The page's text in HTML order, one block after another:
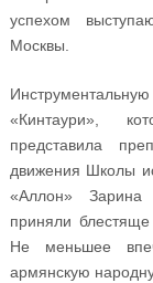
успехом
Москвы.
«Кинтаури»,
представила
движения Школы
«Аллон» Зарина
приняли
Не меньшее
армянскую